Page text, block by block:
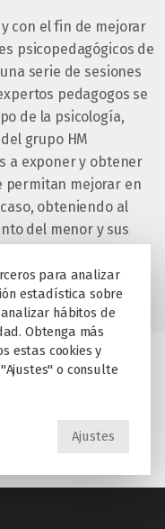
con el fin de mejorar
psicopedagógicos de
serie de sesiones
pedagogos se
de la psicología,
grupo HM
a exponer y obtener
permitan mejorar en
obteniendo al
del menor y sus
DE LA INFANCIA
CONFLICTOS
para analizar
estadística sobre
hábitos de
Obtenga más
estas cookies y
o consulte
Ajustes